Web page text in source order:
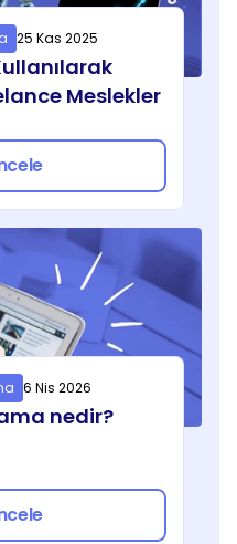
25 Kas 2025
Meslekler
6 Nis 2026
nedir?